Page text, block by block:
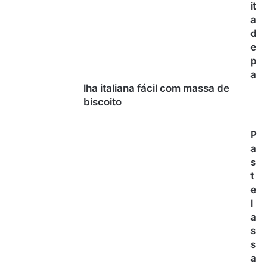
it
a
d
e
p
a
lha italiana fácil com massa de
biscoito
P
a
s
t
e
l
a
s
s
a